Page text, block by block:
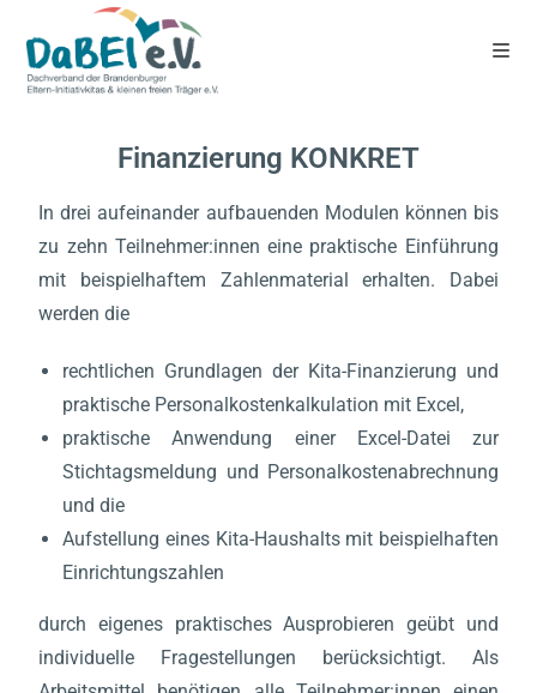
Finanzierung KONKRET
In drei aufeinander aufbauenden Modulen können bis
zu zehn Teilnehmer:innen eine praktische Einführung
mit beispielhaftem Zahlenmaterial erhalten. Dabei
werden die
rechtlichen Grundlagen der Kita-Finanzierung und
praktische Personalkostenkalkulation mit Excel,
praktische Anwendung einer Excel-Datei zur
Stichtagsmeldung und Personalkostenabrechnung
und die
Aufstellung eines Kita-Haushalts mit beispielhaften
Einrichtungszahlen
durch eigenes praktisches Ausprobieren geübt und
individuelle Fragestellungen berücksichtigt. Als